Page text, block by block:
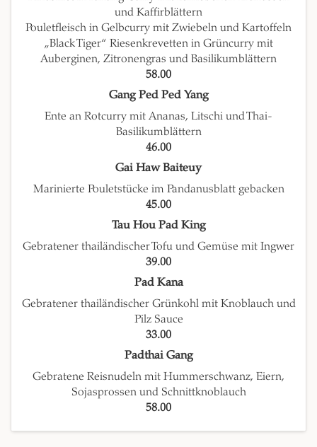
und Kaffirblättern
Pouletfleisch in Gelbcurry mit Zwiebeln und Kartoffeln
„Black Tiger“ Riesenkrevetten in Grüncurry mit
Auberginen, Zitronengras und Basilikumblättern
58.00
Gang Ped Ped Yang
Ente an Rotcurry mit Ananas, Litschi und Thai-
Basilikumblättern
46.00
Gai Haw Baiteuy
Marinierte Pouletstücke im Pandanusblatt gebacken
45.00
Tau Hou Pad King
Gebratener thailändischer Tofu und Gemüse mit Ingwer
39.00
Pad Kana
Gebratener thailändischer Grünkohl mit Knoblauch und
Pilz Sauce
33.00
Padthai Gang
Gebratene Reisnudeln mit Hummerschwanz, Eiern,
Sojasprossen und Schnittknoblauch
58.00